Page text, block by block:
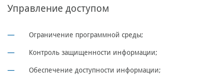
Управление доступом
Ограничение программной среды;
Контроль защищенности информации;
Обеспечение доступности информации;